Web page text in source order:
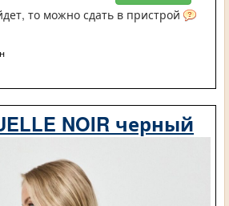
то можно сдать в пристрой
NOIR черный